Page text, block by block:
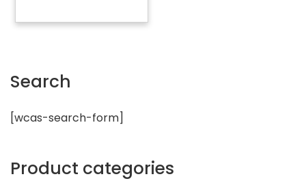
Search
[wcas-search-form]
Product categories